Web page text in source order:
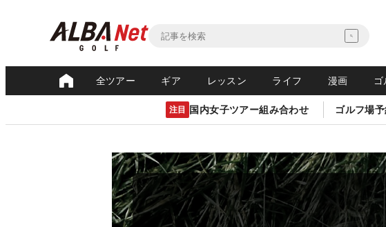
全ツアー ギア レッスン ライフ 漫画
注目 国内女子ツアー組み合わせ ゴルフ場